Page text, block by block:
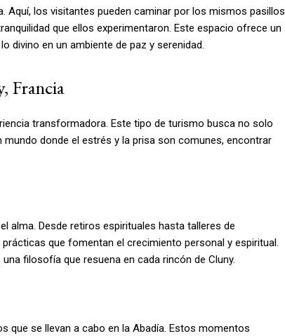
Aquí, los visitantes pueden caminar por los mismos pasillos
que ellos experimentaron. Este espacio ofrece un
divino en un ambiente de paz y serenidad.
Francia
transformadora. Este tipo de turismo busca no solo
donde el estrés y la prisa son comunes, encontrar
alma. Desde retiros espirituales hasta talleres de
que fomentan el crecimiento personal y espiritual.
filosofía que resuena en cada rincón de Cluny.
que se llevan a cabo en la Abadía. Estos momentos